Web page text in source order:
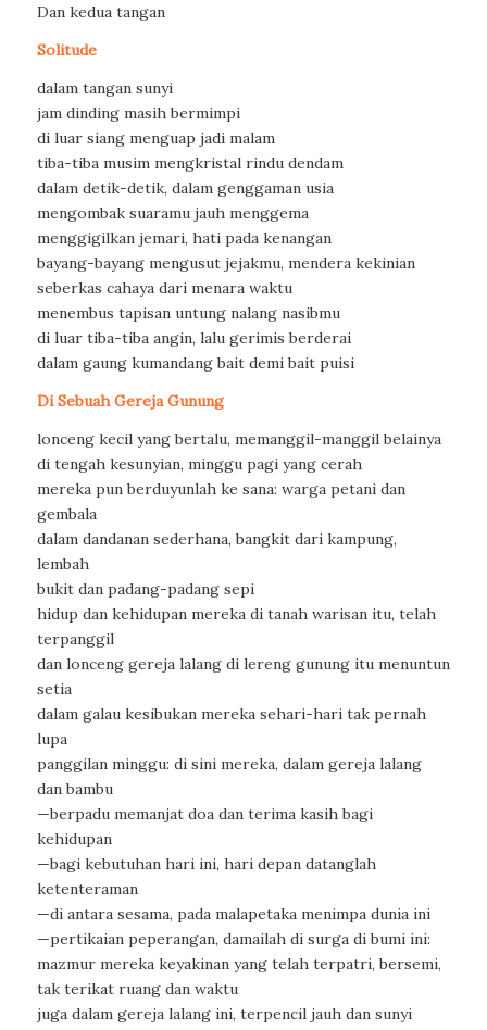
Dan kedua tangan
Solitude
dalam tangan sunyi
jam dinding masih bermimpi
di luar siang menguap jadi malam
tiba-tiba musim mengkristal rindu dendam
dalam detik-detik, dalam genggaman usia
mengombak suaramu jauh menggema
menggigilkan jemari, hati pada kenangan
bayang-bayang mengusut jejakmu, mendera kekinian
seberkas cahaya dari menara waktu
menembus tapisan untung nalang nasibmu
di luar tiba-tiba angin, lalu gerimis berderai
dalam gaung kumandang bait demi bait puisi
Di Sebuah Gereja Gunung
lonceng kecil yang bertalu, memanggil-manggil belainya
di tengah kesunyian, minggu pagi yang cerah
mereka pun berduyunlah ke sana: warga petani dan
gembala
dalam dandanan sederhana, bangkit dari kampung,
lembah
bukit dan padang-padang sepi
hidup dan kehidupan mereka di tanah warisan itu, telah
terpanggil
dan lonceng gereja lalang di lereng gunung itu menuntun
setia
dalam galau kesibukan mereka sehari-hari tak pernah
lupa
panggilan minggu: di sini mereka, dalam gereja lalang
dan bambu
—berpadu memanjat doa dan terima kasih bagi
kehidupan
—bagi kebutuhan hari ini, hari depan datanglah
ketenteraman
—di antara sesama, pada malapetaka menimpa dunia ini
—pertikaian peperangan, damailah di surga di bumi ini:
mazmur mereka keyakinan yang telah terpatri, bersemi,
tak terikat ruang dan waktu
juga dalam gereja lalang ini, terpencil jauh dan sunyi